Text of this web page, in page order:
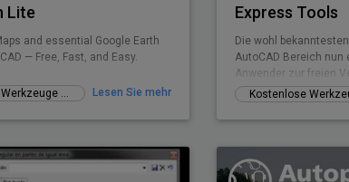
Lite
and essential Google Earth
— Free, Fast, and Easy.
Kostenlose Werkzeuge / Add-Ons Lesen Sie mehr
Express Tools
Die wohl
AutoCAD Bereich nun
Anwender zur freien